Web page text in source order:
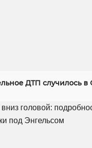
ДТП случилось в